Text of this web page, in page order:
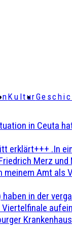
Kultur
in Ceuta
erklärt+++ .In
Merz und
Amt als
in der